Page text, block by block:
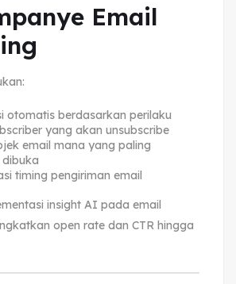
Email
otomatis berdasarkan perilaku
yang akan unsubscribe
email mana yang paling
timing pengiriman email
insight AI pada email
open rate dan CTR hingga